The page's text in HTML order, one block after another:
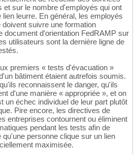
et sur le nombre d'employés qui ont
leurre. En général, les employés
suivre une formation
document d'orientation FedRAMP sur
utilisateurs sont la dernière ligne de
premiers « tests d'évacuation »
bâtiment étaient autrefois soumis.
reconnaissent le danger, qu'ils
d'une manière « appropriée », et on
un échec individuel de leur part plutôt
Pire encore, les directives de
entreprises contournent ou éliminent
pendant les tests afin de
qu'une personne clique sur un lien
maximisée.